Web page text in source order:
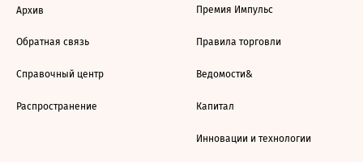
Архив
Обратная связь
Справочный центр
Распространение
Премия Импульс
Правила торговли
Ведомости&
Капитал
Инновации и технологии